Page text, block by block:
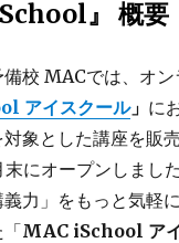
』 概要
校 MACでは、オ
アイスクール」 に
象とした講座を販
にオープンしまし
力」をもっと気軽
MAC iSchool アイ